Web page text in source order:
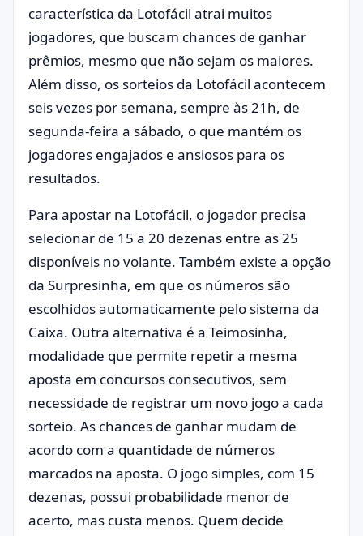
característica da Lotofácil atrai muitos
jogadores, que buscam chances de ganhar
prêmios, mesmo que não sejam os maiores.
Além disso, os sorteios da Lotofácil acontecem
seis vezes por semana, sempre às 21h, de
segunda-feira a sábado, o que mantém os
jogadores engajados e ansiosos para os
resultados.
Para apostar na Lotofácil, o jogador precisa
selecionar de 15 a 20 dezenas entre as 25
disponíveis no volante. Também existe a opção
da Surpresinha, em que os números são
escolhidos automaticamente pelo sistema da
Caixa. Outra alternativa é a Teimosinha,
modalidade que permite repetir a mesma
aposta em concursos consecutivos, sem
necessidade de registrar um novo jogo a cada
sorteio. As chances de ganhar mudam de
acordo com a quantidade de números
marcados na aposta. O jogo simples, com 15
dezenas, possui probabilidade menor de
acerto, mas custa menos. Quem decide